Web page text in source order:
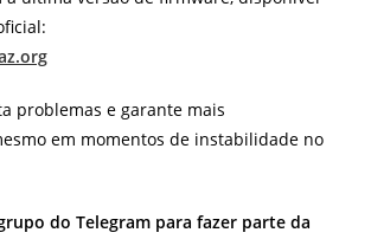
problemas e garante mais
em momentos de instabilidade no
do Telegram para fazer parte da